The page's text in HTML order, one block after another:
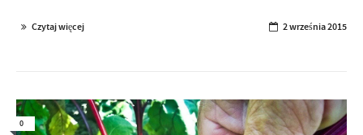
Czytaj więcej 2 września 2015
0